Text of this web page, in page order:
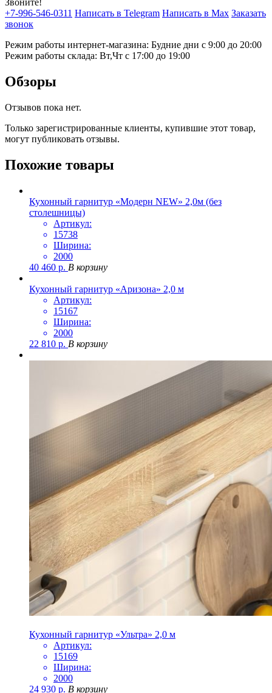
Звоните!
+7-996-546-0311 Написать в Telegram Написать в Max Заказать
звонок
Режим работы интернет-магазина: Будние дни с 9:00 до 20:00
Режим работы склада: Вт,Чт с 17:00 до 19:00
Обзоры
Отзывов пока нет.
Только зарегистрированные клиенты, купившие этот товар,
могут публиковать отзывы.
Похожие товары
Кухонный гарнитур «Модерн NEW» 2,0м (без
столешницы)
Артикул:
15738
Ширина:
2000
40 460 р. В корзину
Кухонный гарнитур «Аризона» 2,0 м
Артикул:
15167
Ширина:
2000
22 810 р. В корзину
Кухонный гарнитур «Ультра» 2,0 м
Артикул:
15169
Ширина:
2000
24 930 р. В корзину